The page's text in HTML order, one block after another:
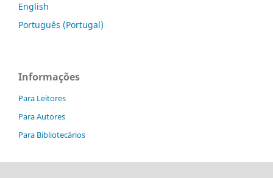
English
Português (Portugal)
Informações
Para Leitores
Para Autores
Para Bibliotecários